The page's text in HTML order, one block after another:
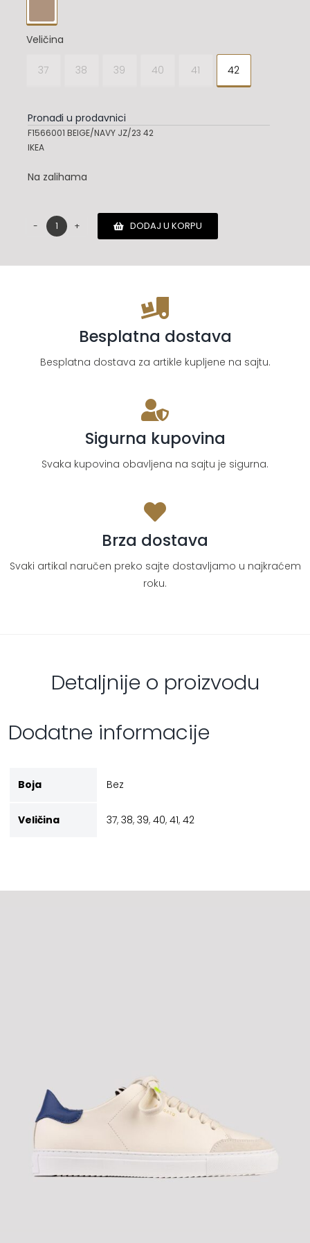
Veličina
37 38 39 40 41 42
Pronađi u prodavnici
F1566001 BEIGE/NAVY JZ/23 42
IKEA
Na zalihama
Axel
DODAJ U KORPU
Besplatna dostava
Besplatna dostava za artikle kupljene na sajtu.
Sigurna kupovina
Svaka kupovina obavljena na sajtu je sigurna.
Brza dostava
Svaki artikal naručen preko sajte dostavljamo u najkraćem
roku.
Detaljnije o proizvodu
Dodatne informacije
Boja Bez
Veličina 37, 38, 39, 40, 41, 42